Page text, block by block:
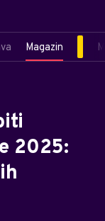
Magazin
2025: